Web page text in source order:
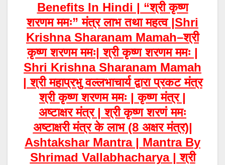
Benefits In Hindi | “श्री कृष्ण
शरणम ममः” मंत्र लाभ तथा महत्व |Shri
Krishna Sharanam Mamah–श्री
कृष्ण शरणम ममः| श्री कृष्ण शरणम ममः |
Shri Krishna Sharanam Mamah
|श्री महाप्रभु वल्लभाचार्य द्वारा प्रकट मंत्र
श्री कृष्ण शरणम ममः | कृष्ण मंत्र |
अष्टाक्षर मंत्र | श्री कृष्ण शरणं ममः
अष्टाक्षरी मंत्र के लाभ (8 अक्षर मंत्र)|
Ashtakshar Mantra | Mantra By
Shrimad Vallabhacharya |श्री